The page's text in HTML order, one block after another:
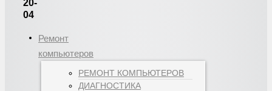
20-
04
Ремонт
компьютеров
РЕМОНТ КОМПЬЮТЕРОВ
ДИАГНОСТИКА